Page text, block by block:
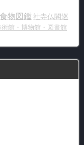
食物図鑑 社寺仏閣巡
術館・博物館・図書館